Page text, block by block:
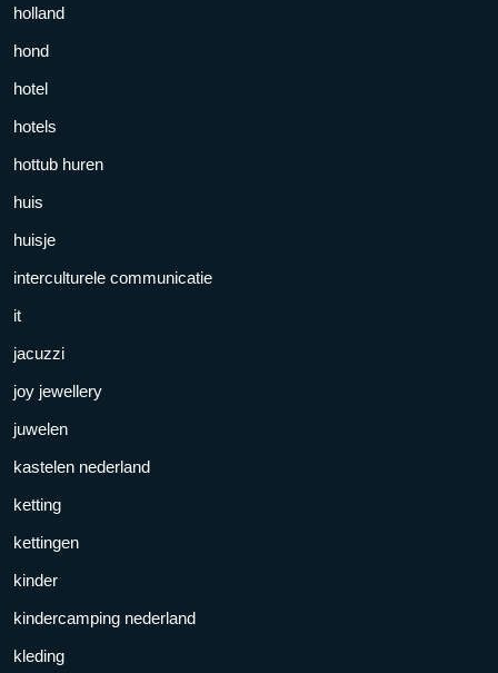
holland
hond
hotel
hotels
hottub huren
huis
huisje
interculturele communicatie
it
jacuzzi
joy jewellery
juwelen
kastelen nederland
ketting
kettingen
kinder
kindercamping nederland
kleding